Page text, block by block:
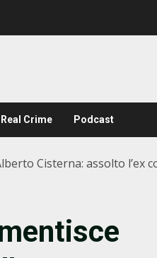
Crime Podcast
Cisterna: assolto l’ex